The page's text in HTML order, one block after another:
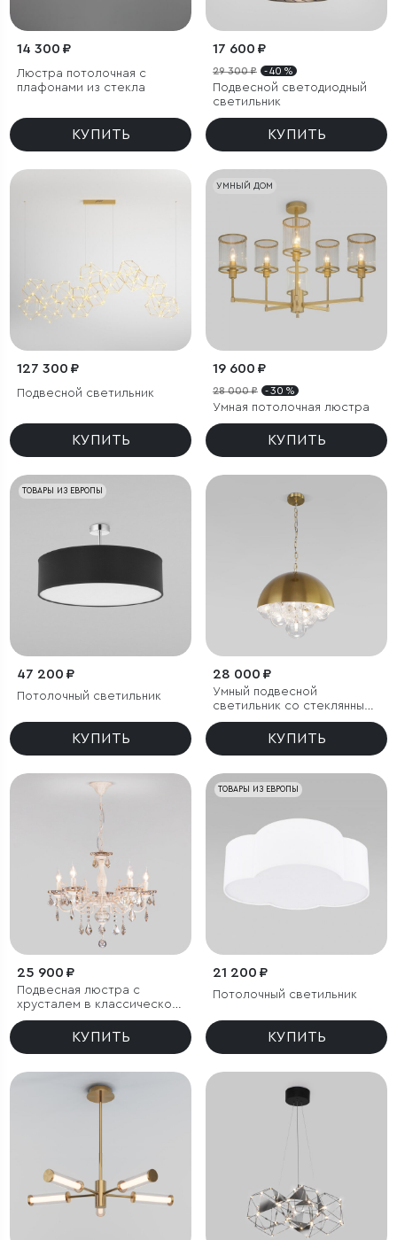
14 300 ₽
Люстра потолочная с
плафонами из стекла
КУПИТЬ
17 600 ₽
29 300 ₽ - 40 %
Подвесной светодиодный
светильник
КУПИТЬ
127 300 ₽
Подвесной светильник
КУПИТЬ
УМНЫЙ ДОМ
19 600 ₽
28 000 ₽ - 30 %
Умная потолочная люстра
КУПИТЬ
ТОВАРЫ ИЗ ЕВРОПЫ
47 200 ₽
Потолочный светильник
КУПИТЬ
28 000 ₽
Умный подвесной
светильник со стеклянными
плафонами
КУПИТЬ
25 900 ₽
Подвесная люстра с
хрусталем в классическом
стиле
КУПИТЬ
ТОВАРЫ ИЗ ЕВРОПЫ
21 200 ₽
Потолочный светильник
КУПИТЬ